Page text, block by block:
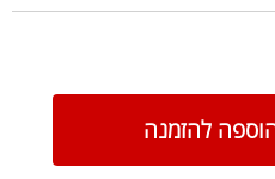
להזמנה